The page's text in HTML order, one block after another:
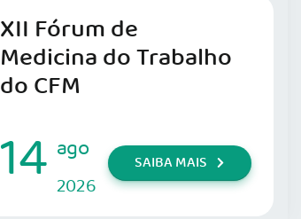
XII Fórum de
Medicina do Trabalho
do CFM
14 ago
2026
SAIBA MAIS